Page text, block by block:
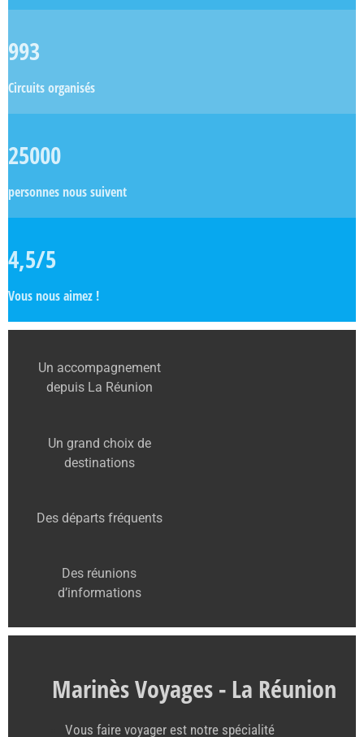
993
Circuits organisés
25000
personnes nous suivent
4,5/5
Vous nous aimez !
Un accompagnement
depuis La Réunion
Un grand choix de
destinations
Des départs fréquents
Des réunions
d’informations
Marinès Voyages - La Réunion
Vous faire voyager est notre spécialité